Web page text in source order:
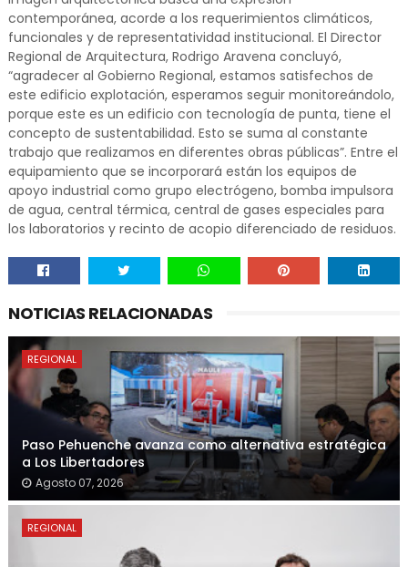
contemporánea, acorde a los requerimientos climáticos,
funcionales y de representatividad institucional. El Director
Regional de Arquitectura, Rodrigo Aravena concluyó,
“agradecer al Gobierno Regional, estamos satisfechos de
este edificio explotación, esperamos seguir monitoreándolo,
porque este es un edificio con tecnología de punta, tiene el
concepto de sustentabilidad. Esto se suma al constante
trabajo que realizamos en diferentes obras públicas”. Entre el
equipamiento que se incorporará están los equipos de
apoyo industrial como grupo electrógeno, bomba impulsora
de agua, central térmica, central de gases especiales para
los laboratorios y recinto de acopio diferenciado de residuos.
NOTICIAS RELACIONADAS
REGIONAL
Paso Pehuenche avanza como alternativa estratégica
a Los Libertadores
Agosto 07, 2026
REGIONAL